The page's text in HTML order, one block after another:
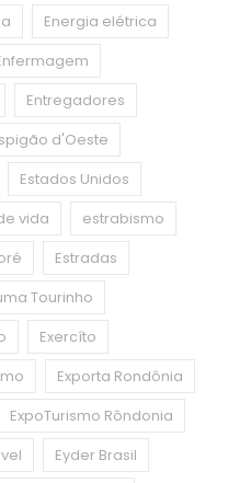
Energia elétrica
Entregadores
d'Oeste
Estados Unidos
vida
estrabismo
Estradas
Tourinho
Exercíto
Exporta Rondônia
ExpoTurismo Rôndonia
Eyder Brasil